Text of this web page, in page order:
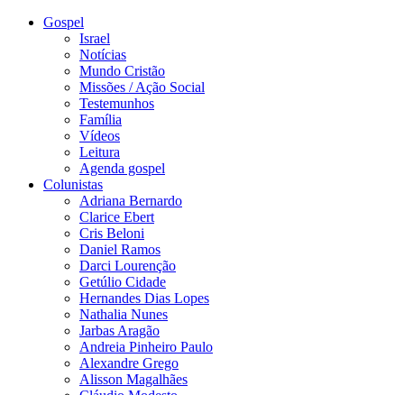
Gospel
Israel
Notícias
Mundo Cristão
Missões / Ação Social
Testemunhos
Família
Vídeos
Leitura
Agenda gospel
Colunistas
Adriana Bernardo
Clarice Ebert
Cris Beloni
Daniel Ramos
Darci Lourenção
Getúlio Cidade
Hernandes Dias Lopes
Nathalia Nunes
Jarbas Aragão
Andreia Pinheiro Paulo
Alexandre Grego
Alisson Magalhães